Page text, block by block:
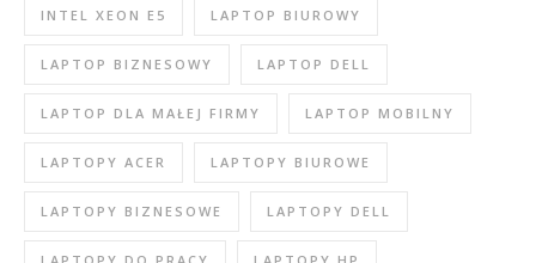
INTEL XEON E5 LAPTOP BIUROWY
LAPTOP BIZNESOWY LAPTOP DELL
LAPTOP DLA MAŁEJ FIRMY LAPTOP MOBILNY
LAPTOPY ACER LAPTOPY BIUROWE
LAPTOPY BIZNESOWE LAPTOPY DELL